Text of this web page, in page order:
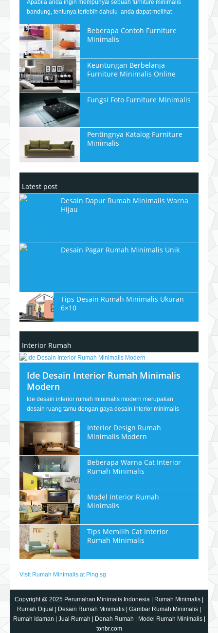
Apabila anda ingin mempunyai sebuah furniture minimalis
bandung, tentunya terlebih dahulu anda dapat melihat
Beberapa Contoh Furniture
Minimalis
Keuntungan Berbelanja
Furniture Minimalis Online
Fungsi Foto Furniture Minimalis
Pentingnya Katalog Furniture
Minimalis
Latest post
Desain Dapur Rumah Minimalis Warna
Hijau
Desain Pagar Rumah Minimalis Unik
Tips Desain Rumah Minimalis Ukuran
6×10
Interior Rumah
Ide Desain Interior Rumah Minimalis
Modern
Ide desain interior rumah minimalis modern merupakan
desain ruang tamu dengan gaya desain interior minimalis
Interior Design Rumah
Minimalis Modern
Beberapa Warna Cat Interior
Rumah Minimalis
Model Interior Rumah
Minimalis
Tips Memilih Cat Interior
Rumah Minimalis
Visit Rumah Minimalis at Ping.sg
Copyright @ 2025 Perumahan Minimalis Indonesia | Rumah Minimalis |
Rumah Dijual | Desain Rumah Minimalis | Gambar Rumah Minimalis |
Rumah Idaman | Jual Rumah | Denah Rumah | Model Rumah Minimalis|
tonbr.com